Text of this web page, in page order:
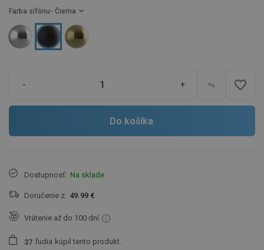
Farba sifónu - Čierna
- + favorite_border
Do košíka
Dostupnosť: Na sklade
Doručenie z: 49.99 €
Vrátenie až do 100 dní
37 ľudia kúpil tento produkt.